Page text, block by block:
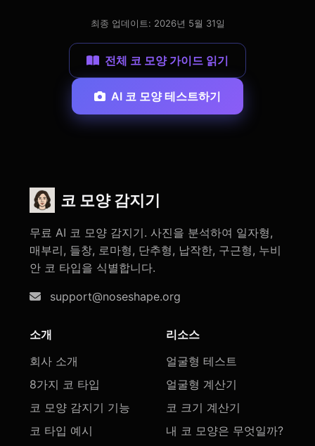
최종 업데이트: 2026년 5월 31일
전체 코 모양 가이드 읽기
AI 코 모양 테스트하기
코 모양 감지기
무료 AI 코 모양 감지기. 사진을 분석하여 일자형,
매부리, 들창, 로마형, 단추형, 납작한, 구근형, 누비
안 코 타입을 식별합니다.
support@noseshape.org
소개
회사 소개
8가지 코 타입
코 모양 감지기 기능
코 타입 예시
리소스
얼굴형 테스트
얼굴형 계산기
코 크기 계산기
내 코 모양은 무엇일까?